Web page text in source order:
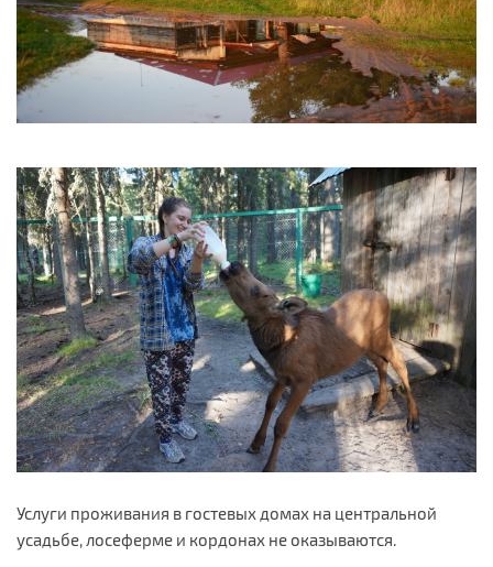
Услуги проживания в гостевых домах на центральной
усадьбе, лосеферме и кордонах не оказываются.